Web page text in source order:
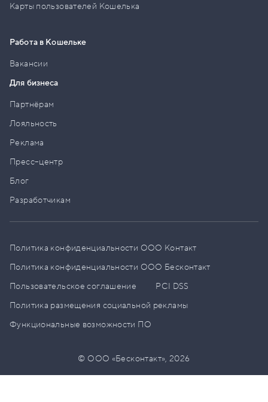
Карты пользователей Кошелька
Работа в Кошельке
Вакансии
Для бизнеса
Партнёрам
Лояльность
Реклама
Пресс–центр
Блог
Разработчикам
Политика конфиденциальности ООО Контакт
Политика конфиденциальности ООО Бесконтакт
Пользовательское соглашение
PCI DSS
Политика размещения социальной рекламы
Функциональные возможности ПО
© ООО «Бесконтакт»,2026